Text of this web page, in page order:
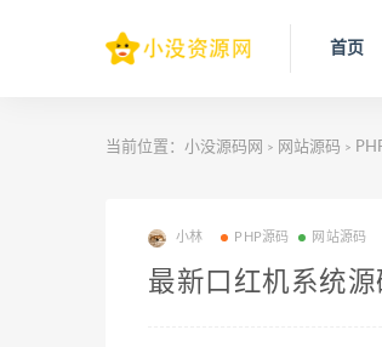
首页
当前位置： 小没源码网 > 网站源码 >
小林 PHP源码 网站源码
最新口红机系统